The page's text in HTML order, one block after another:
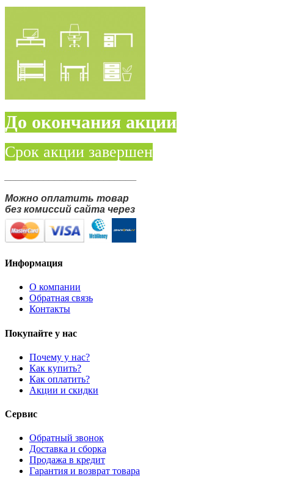
До окончания акции
Срок акции завершен
Можно оплатить товар
без комиссий сайта через
Информация
О компании
Обратная связь
Контакты
Покупайте у нас
Почему у нас?
Как купить?
Как оплатить?
Акции и скидки
Сервис
Обратный звонок
Доставка и сборка
Продажа в кредит
Гарантия и возврат товара